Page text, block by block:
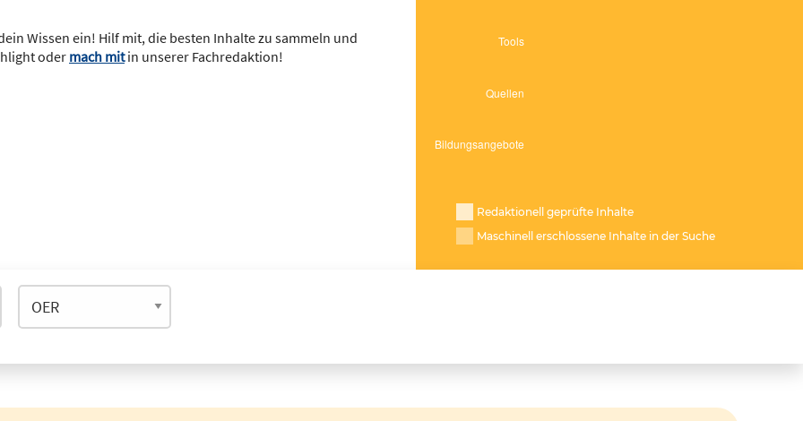
Wissen ein! Hilf mit, die besten Inhalte zu sammeln und
oder mach mitin unserer Fachredaktion!
Redaktionell geprüfte Inhalte
Maschinell erschlossene Inhalte in der Suche